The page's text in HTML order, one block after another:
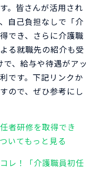
。皆さんが活用され
自己負担なしで「介
でき、さらに介護職
る就職先の紹介も受
、給与や待遇がアッ
です。下記リンクか
ので、ぜひ参考にし
者研修を取得でき
いてもっと見る
レ！「介護職員初任